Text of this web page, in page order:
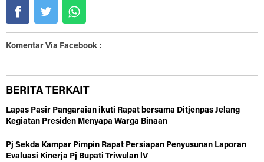
Komentar Via Facebook :
BERITA TERKAIT
Lapas Pasir Pangaraian ikuti Rapat bersama Ditjenpas Jelang
Kegiatan Presiden Menyapa Warga Binaan
Pj Sekda Kampar Pimpin Rapat Persiapan Penyusunan Laporan
Evaluasi Kinerja Pj Bupati Triwulan lV